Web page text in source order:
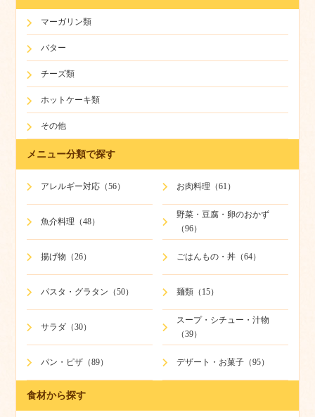
マーガリン類
バター
チーズ類
ホットケーキ類
その他
メニュー分類で探す
アレルギー対応（56） お肉料理（61）
魚介料理（48）
野菜・豆腐・卵のおかず
（96）
揚げ物（26） ごはんもの・丼（64）
パスタ・グラタン（50） 麺類（15）
サラダ（30）
スープ・シチュー・汁物
（39）
パン・ピザ（89） デザート・お菓子（95）
食材から探す